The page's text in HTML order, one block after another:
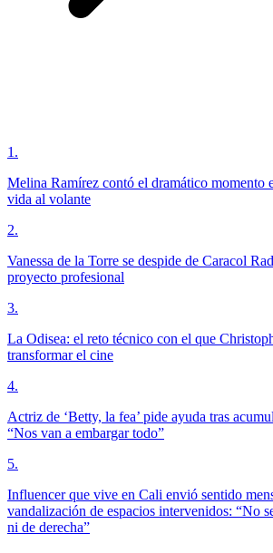
1 .
Melina Ramírez contó el dramático momento
vida al volante
2.
Vanessa de la Torre se despide de Caracol
proyecto profesional
3.
La Odisea: el reto técnico con el que
transformar el cine
4.
Actriz de ‘Betty, la fea’ pide ayuda tras
“Nos van a embargar todo”
5.
Influencer que vive en Cali envió sentido
vandalización de espacios intervenidos: “No
ni de derecha”